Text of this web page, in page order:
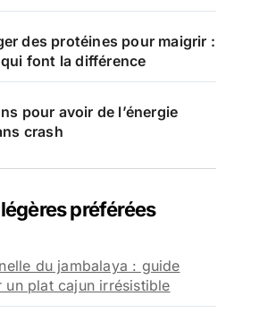
des protéines pour maigrir :
font la différence
pour avoir de l’énergie
crash
préférées
du jambalaya : guide
un plat cajun irrésistible